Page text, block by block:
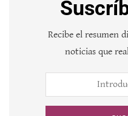
Recibe el resumen
noticias que